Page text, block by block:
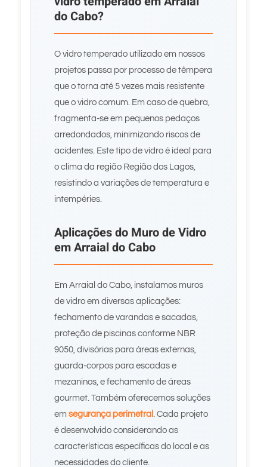
do Cabo?
O vidro temperado utilizado em nossos
projetos passa por processo de têmpera
que o torna até 5 vezes mais resistente
que o vidro comum. Em caso de quebra,
fragmenta-se em pequenos pedaços
arredondados, minimizando riscos de
acidentes. Este tipo de vidro é ideal para
o clima da região Região dos Lagos,
resistindo a variações de temperatura e
intempéries.
Aplicações do Muro de Vidro
em Arraial do Cabo
Em Arraial do Cabo, instalamos muros
de vidro em diversas aplicações:
fechamento de varandas e sacadas,
proteção de piscinas conforme NBR
9050, divisórias para áreas externas,
guarda-corpos para escadas e
mezaninos, e fechamento de áreas
gourmet. Também oferecemos soluções
em segurança perimetral . Cada projeto
é desenvolvido considerando as
características específicas do local e as
necessidades do cliente.